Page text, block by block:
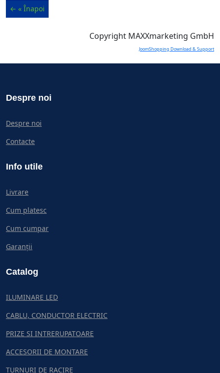
Copyright MAXXmarketing GmbH
JoomShopping Download & Support
Despre noi
Despre noi
Contacte
Info utile
Livrare
Cum platesc
Cum cumpar
Garanții
Catalog
ILUMINARE LED
CABLU, CONDUCTOR ELECTRIC
PRIZE SI INTRERUPATOARE
ACCESORII DE MONTARE
TURNURI DE RACIRE